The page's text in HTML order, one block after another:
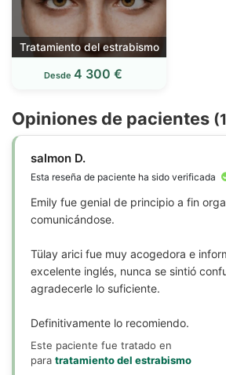
Tratamiento del estrabismo
Desde 4 300 €
Opiniones de pacientes
salmon D.
Esta reseña de paciente ha sido verificada
Emily fue genial de principio a fin
comunicándose.
Tülay arici fue muy acogedora e
excelente inglés, nunca se sintió
agradecerle lo suficiente.
Definitivamente lo recomiendo.
Este paciente fue tratado en
para tratamiento del estrabismo